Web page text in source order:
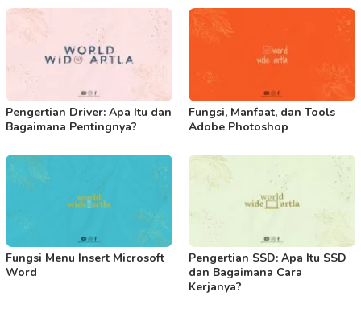
Pengertian Driver: Apa Itu dan
Bagaimana Pentingnya?
Fungsi, Manfaat, dan Tools
Adobe Photoshop
Fungsi Menu Insert Microsoft
Word
Pengertian SSD: Apa Itu SSD
dan Bagaimana Cara
Kerjanya?